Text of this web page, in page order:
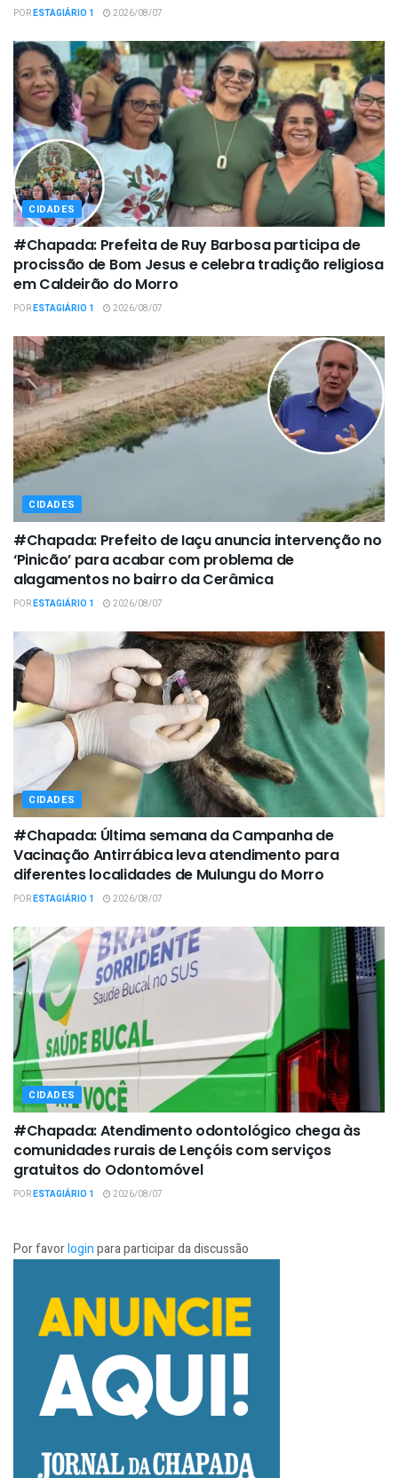
PORESTAGIÁRIO 1 2026/08/07
CIDADES
#Chapada: Prefeita de Ruy Barbosa participa de
procissão de Bom Jesus e celebra tradição religiosa
em Caldeirão do Morro
PORESTAGIÁRIO 1 2026/08/07
CIDADES
#Chapada: Prefeito de Iaçu anuncia intervenção no
‘Pinicão’ para acabar com problema de
alagamentos no bairro da Cerâmica
PORESTAGIÁRIO 1 2026/08/07
CIDADES
#Chapada: Última semana da Campanha de
Vacinação Antirrábica leva atendimento para
diferentes localidades de Mulungu do Morro
PORESTAGIÁRIO 1 2026/08/07
CIDADES
#Chapada: Atendimento odontológico chega às
comunidades rurais de Lençóis com serviços
gratuitos do Odontomóvel
PORESTAGIÁRIO 1 2026/08/07
Por favorloginpara participar da discussão